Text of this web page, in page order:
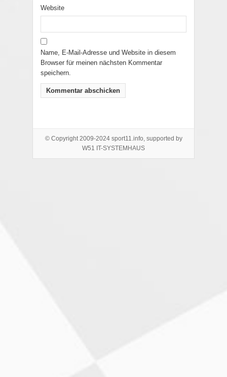
Website
Name, E-Mail-Adresse und Website in diesem
Browser für meinen nächsten Kommentar
speichern.
© Copyright 2009-2024 sport11.info, supported by
W51 IT-SYSTEMHAUS